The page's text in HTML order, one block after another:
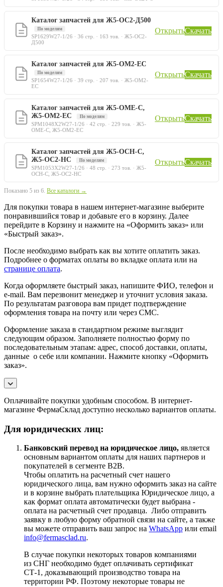
Каталог запчастей для Ж5-ОС2-Д500
По моделям
SP1629W27-1/26 · 36 стр. · 163 тов. · Ж5-ОС2-
Д500
ОткрытьСкачать
Каталог запчастей для Ж5-ОМ2-ЕС
По моделям
SP1654W27-1/26 · 39 стр. · 207 тов. · Ж5-ОМ2-
ЕС
ОткрытьСкачать
Каталог запчастей для Ж5-ОМЕ-С,
Ж5-ОМ2-ЕС
По моделям
SPM1048X2W27-1/26 · 42 стр. · 229 тов. · Ж5-
ОМЕ-С, Ж5-ОМ2-ЕС
ОткрытьСкачать
Каталог запчастей для Ж5-ОСН-С,
Ж5-ОС2-НС
По моделям
SPM1053X2W27-1/26 · 48 стр. · 273 тов. · Ж5-
ОСН-С, Ж5-ОС2-НС
ОткрытьСкачать
Показано 5 из 6. Все каталоги →
Для покупки товара в нашем интернет-магазине выберите
понравившийся товар и добавьте его в корзину. Далее
перейдите в Корзину и нажмите на «Оформить заказ» или
«Быстрый заказ».
После необходимо выбрать как вы хотите оплатить заказ.
Подробнее о форматах оплаты во вкладке оплата или на
странице оплата.
Когда оформляете быстрый заказ, напишите ФИО, телефон и
e-mail. Вам перезвонит менеджер и уточнит условия заказа.
По результатам разговора вам придет подтверждение
оформления товара на почту или через СМС.
Оформление заказа в стандартном режиме выглядит
следующим образом. Заполняете полностью форму по
последовательным этапам: адрес, способ доставки, оплаты,
данные о себе или компании. Нажмите кнопку «Оформить
заказ».
Оплачивайте покупки удобным способом. В интернет-
магазине ФермаСклад доступно несколько вариантов оплаты.
Для юридических лиц:
Банковский перевод на юридическое лицо, является
основным вариантом оплаты для наших партнеров и
покупателей в сегменте B2B.
Чтобы оплатить на расчетный счет нашего
юридического лица, вам нужно оформить заказ на сайте
и в корзине выбрать плательщика Юридическое лицо, а
как формат оплата автоматически будет выбрана -
оплата на расчетный счет продавца. Либо отправить
заявку в любую форму обратной связи на сайте, а также
вы можете отправить ваш запрос на WhatsApp или email
info@fermasclad.ru.
В случае покупки некоторых товаров компаниями
из СНГ необходимо будет оплачивать сертификат
СТ-1, доказывающий производство товара на
территории РФ. Поэтому некоторые товары не